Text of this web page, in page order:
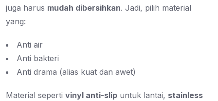
juga harus mudah dibersihkan. Jadi, pilih material
yang:
Anti air
Anti bakteri
Anti drama (alias kuat dan awet)
Material seperti vinyl anti-slip untuk lantai, stainless